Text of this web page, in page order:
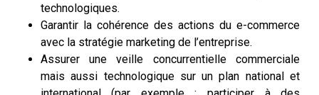
technologiques.
Garantir la cohérence des actions du e-commerce
avec la stratégie marketing de l’entreprise.
Assurer une veille concurrentielle commerciale
mais aussi technologique sur un plan national et